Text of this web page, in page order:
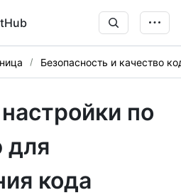
Безопасность и качество
по
для
кода